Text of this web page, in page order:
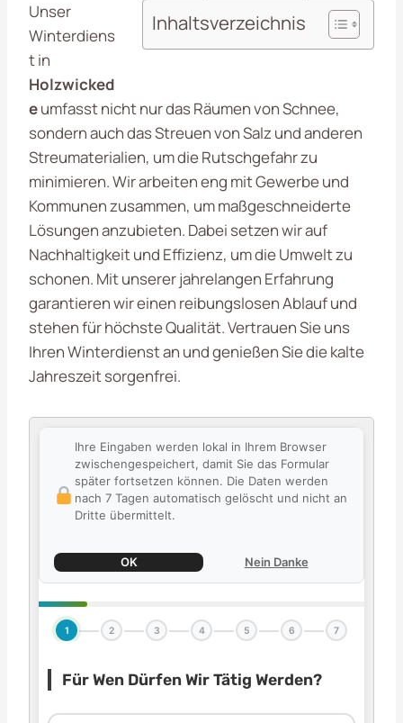
Inhaltsverzeichnis
Unser
Winterdiens
t in
Holzwicked
eumfasst nicht nur das Räumen von Schnee,
sondern auch das Streuen von Salz und anderen
Streumaterialien, um die Rutschgefahr zu
minimieren. Wir arbeiten eng mit Gewerbe und
Kommunen zusammen, um maßgeschneiderte
Lösungen anzubieten. Dabei setzen wir auf
Nachhaltigkeit und Effizienz, um die Umwelt zu
schonen. Mit unserer jahrelangen Erfahrung
garantieren wir einen reibungslosen Ablauf und
stehen für höchste Qualität. Vertrauen Sie uns
Ihren Winterdienst an und genießen Sie die kalte
Jahreszeit sorgenfrei.
Ihre Eingaben werden lokal in Ihrem Browser
zwischengespeichert, damit Sie das Formular
später fortsetzen können. Die Daten werden
nach 7 Tagen automatisch gelöscht und nicht an
Dritte übermittelt.
OK Nein Danke
1 2 3 4 5 6 7
Für Wen Dürfen Wir Tätig Werden?